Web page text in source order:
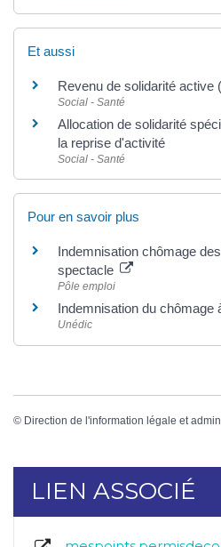
Et aussi
Revenu de solidarité active
Social - Santé
Allocation de solidarité
la reprise d'activité
Social - Santé
Pour en savoir plus
Indemnisation chômage
spectacle
Pôle emploi
Indemnisation du chômage
Unédic
© Direction de l'information légale et
LIEN ASSOCIÉ